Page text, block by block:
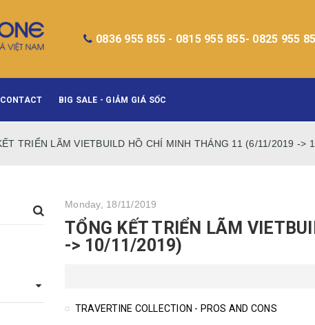
0836 955 855 - 0815 955 855- 0825 955
CONTACT BIG SALE - GIẢM GIÁ SỐC
TRIỂN LÃM VIETBUILD HỒ CHÍ MINH THÁNG 11 (6/11/2019 ->
Monday, 18/11/2019
TỔNG KẾT TRIỂN LÃM
-> 10/11/2019)
TRAVERTINE COLLECTION - PROS AND CONS